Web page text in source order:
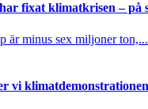
fixat klimatkrisen – på
är minus sex miljoner ton,...
vi